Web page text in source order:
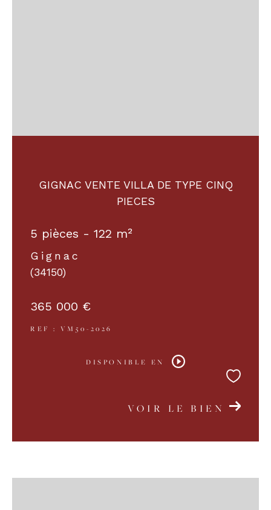
GIGNAC VENTE VILLA DE TYPE CINQ
PIECES
5 pièces - 122 m²
Gignac
(34150)
365 000 €
REF : VM50-2026
DISPONIBLE EN
VOIR LE BIEN